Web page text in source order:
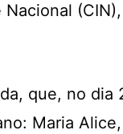
(CIN),
que, no dia
Maria Alice,